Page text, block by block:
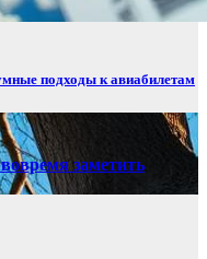
подходы к авиабилетам
заметить